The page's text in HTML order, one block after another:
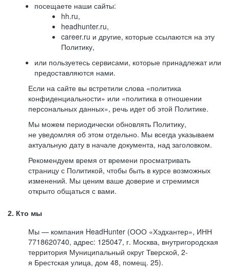
посещаете наши сайты:
hh.ru,
headhunter.ru,
career.ru и другие, которые ссылаются на эту
Политику,
или пользуетесь сервисами, которые принадлежат или
предоставляются нами.
Если на сайте вы встретили слова «политика
конфиденциальности» или «политика в отношении
персональных данных», речь идет об этой Политике.
Мы можем периодически обновлять Политику,
не уведомляя об этом отдельно. Мы всегда указываем
актуальную дату в начале документа, над заголовком.
Рекомендуем время от времени просматривать
страницу с Политикой, чтобы быть в курсе возможных
изменений. Мы ценим ваше доверие и стремимся
открыто общаться с вами.
2. Кто мы
Мы — компания HeadHunter (ООО «Хэдхантер», ИНН
7718620740, адрес: 125047, г. Москва, внутригородская
территория Муниципальный округ Тверской, 2-
я Брестская улица, дом 48, помещ. 25).